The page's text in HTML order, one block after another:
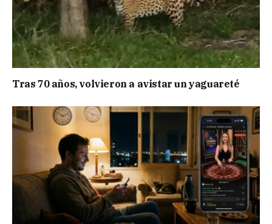
Tras 70 años, volvieron a avistar un yaguareté